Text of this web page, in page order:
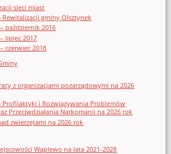
sieci miast
Rewitalizacji gminy Olsztynek
październik 2016
lipiec 2017
czerwiec 2018
z organizacjami pozarządowymi na 2026
Profilaktyki i Rozwiązywania Problemów
Przeciwdziałania Narkomanii na 2026 rok
zwierzętami na 2026 rok
Waplewo na lata 2021-2028